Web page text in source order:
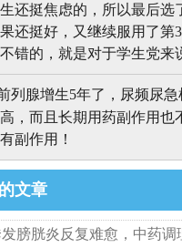
还挺焦虑的，所以最后选
还挺好，又继续服用了第
错的，就是对于学生党来
列腺增生5年了，尿频尿
，而且长期用药副作用
副作用！
文章
膀胱炎反复难愈，中药调